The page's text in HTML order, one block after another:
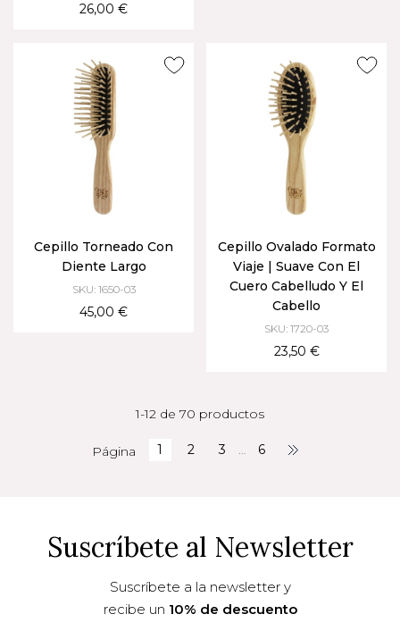
26,00 €
Cepillo Torneado Con
Diente Largo
SKU: 1650-03
45,00 €
Cepillo Ovalado Formato
Viaje | Suave Con El
Cuero Cabelludo Y El
Cabello
SKU: 1720-03
23,50 €
1-12 de 70 productos
Página 1 2 3 … 6
Suscríbete al Newsletter
Suscríbete a la newsletter y
recibe un 10% de descuento